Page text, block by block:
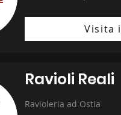
Visita
Ravioli Reali
Ravioleria ad Ostia